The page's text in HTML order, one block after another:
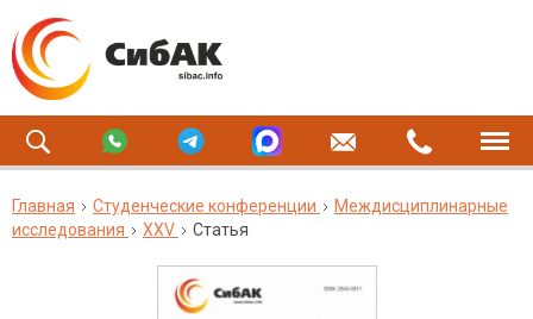
Главная Студенческие конференции
Междисциплинарные
исследования
XXV Статья